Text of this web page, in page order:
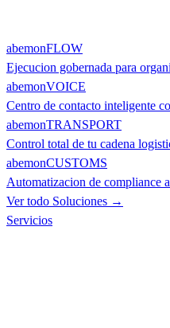
abemonFLOW
Ejecucion gobernada para
abemonVOICE
Centro de contacto inteligente
abemonTRANSPORT
Control total de tu cadena
abemonCUSTOMS
Automatizacion de compliance
Ver todo Soluciones →
Servicios